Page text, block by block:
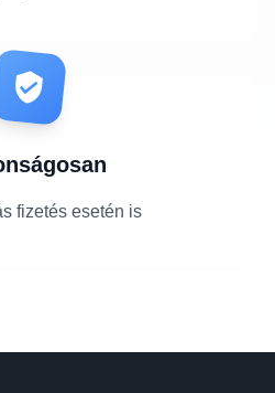
fizetés esetén is